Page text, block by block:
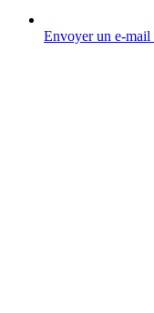
Envoyer un e-mail